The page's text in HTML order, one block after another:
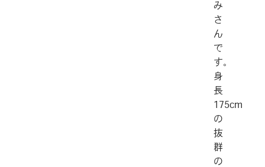
み
さ
ん
で
す。
身
長
175cm
の
抜
群
の